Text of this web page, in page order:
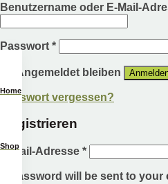
Home
Shop
Benutzername oder E-Mail-
Passwort *
Angemeldet bleiben
Passwort vergessen?
Registrieren
E-Mail-Adresse *
A password will be sent to your